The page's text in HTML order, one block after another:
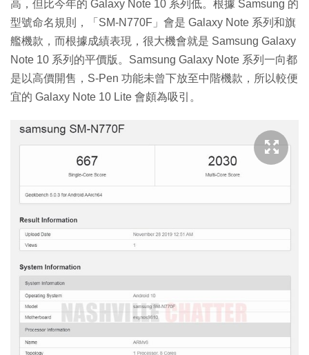
高，但比今年的 Galaxy Note 10 系列低。根據 Samsung 的
型號命名規則，「SM-N770F」會是 Galaxy Note 系列和旗
艦機款，而根據成績表現，很大機會就是 Samsung Galaxy
Note 10 系列的平價版。Samsung Galaxy Note 系列一向都
是以高價開售，S-Pen 功能未曾下放至中階機款，所以較便
宜的 Galaxy Note 10 Lite 會頗為吸引。